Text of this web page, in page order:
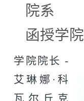
院系
函授学院
学院院长 -
艾琳娜·科
瓦尔丘克